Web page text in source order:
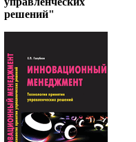
решений"